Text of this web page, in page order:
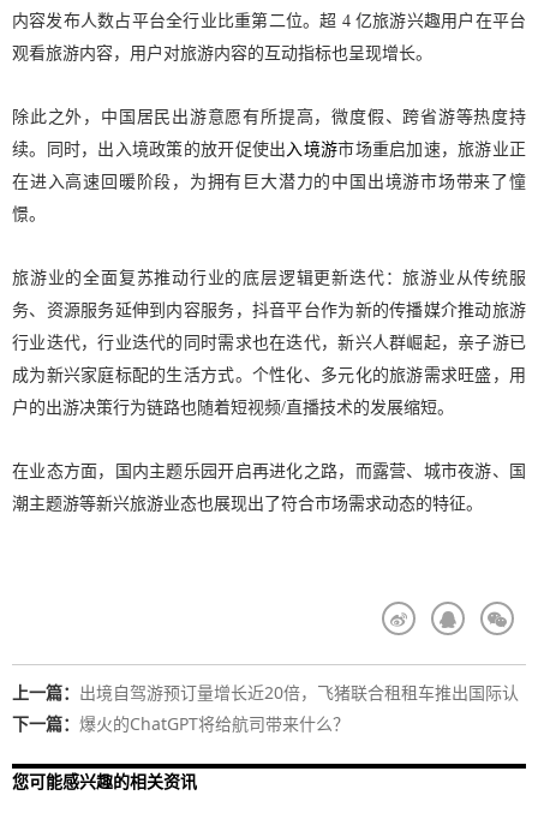
内容发布人数占平台全行业比重第二位。超 4 亿旅游兴趣用户在平台
观看旅游内容，用户对旅游内容的互动指标也呈现增长。
除此之外，中国居民出游意愿有所提高，微度假、跨省游等热度持
续。同时，出入境政策的放开促使出 入境游市场重启加速，旅游业正
在进入高速回暖阶段，为拥有巨大潜力的中国出境游市场带来了憧
憬。
旅游业的全面复苏推动行业的底层逻辑更新迭代：旅游业从传统服
务、资源服务延伸到内容服务，抖音平台作为新的传播媒介推动旅游
行业迭代，行业迭代的同时需求也在迭代，新兴人群崛起，亲子游已
成为新兴家庭标配的生活方式。个性化、多元化的旅游需求旺盛，用
户的出游决策行为链路也随着短视频/直播技术的发展缩短。
在业态方面，国内主题乐园开启再进化之路，而露营、城市夜游、国
潮主题游等新兴旅游业态也展现出了符合市场需求动态的特征。
上一篇： 出境自驾游预订量增长近20倍，飞猪联合租租车推出国际认
证驾照翻译件服务
下一篇： 爆火的ChatGPT将给航司带来什么？
您可能感兴趣的相关资讯